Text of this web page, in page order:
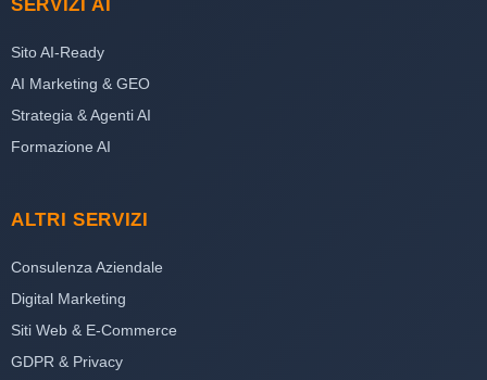
SERVIZI AI
Sito AI-Ready
AI Marketing & GEO
Strategia & Agenti AI
Formazione AI
ALTRI SERVIZI
Consulenza Aziendale
Digital Marketing
Siti Web & E-Commerce
GDPR & Privacy